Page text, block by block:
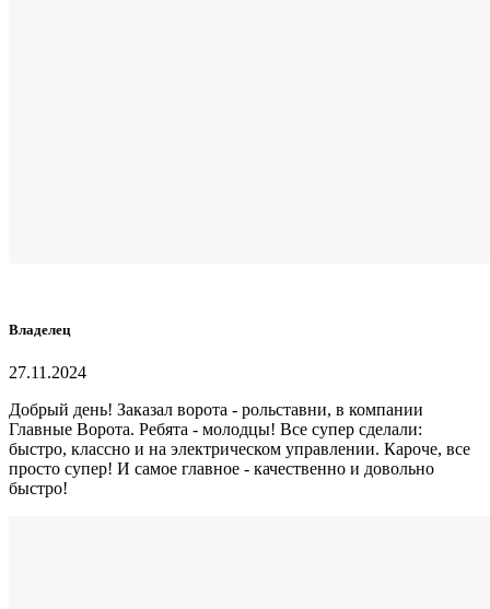
Владелец
27.11.2024
Добрый день! Заказал ворота - рольставни, в компании
Главные Ворота. Ребята - молодцы! Все супер сделали:
быстро, классно и на электрическом управлении. Кароче, все
просто супер! И самое главное - качественно и довольно
быстро!